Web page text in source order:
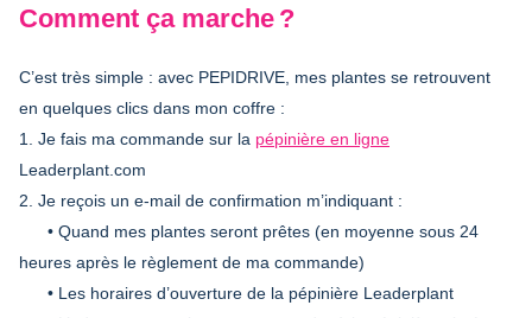
Comment ça marche ?
C’est très simple : avec PEPIDRIVE, mes plantes se retrouvent
en quelques clics dans mon coffre :
1. Je fais ma commande sur la pépinière en ligne
Leaderplant.com
2. Je reçois un e-mail de confirmation m’indiquant :
• Quand mes plantes seront prêtes (en moyenne sous 24
heures après le règlement de ma commande)
• Les horaires d’ouverture de la pépinière Leaderplant